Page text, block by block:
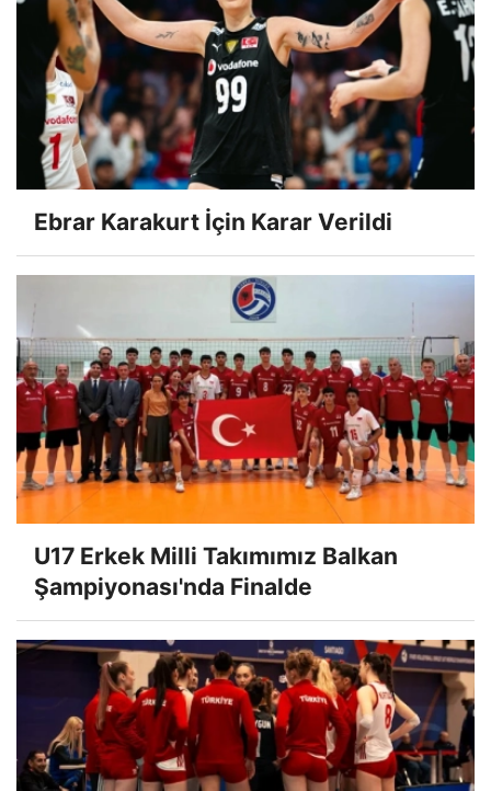
Ebrar Karakurt İçin Karar Verildi
U17 Erkek Milli Takımımız Balkan
Şampiyonası'nda Finalde